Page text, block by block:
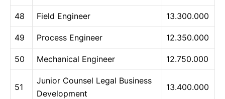
48 Field Engineer 13.300.000
49 Process Engineer 12.350.000
50 Mechanical Engineer 12.750.000
51
Junior Counsel Legal Business
Development
13.400.000